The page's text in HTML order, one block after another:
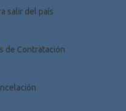
salir del país
de Contratación